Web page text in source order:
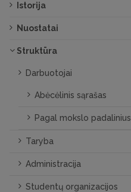
Istorija
Nuostatai
Struktūra
Darbuotojai
Abėcėlinis sąrašas
Pagal mokslo padalinius
Taryba
Administracija
Studentų organizacijos